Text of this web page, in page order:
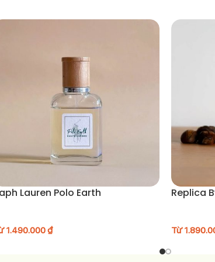
thoát, đây chắc chắn là chai nước hoa bạn
Lauren Polo Earth
1.490.000₫
Replica
Từ